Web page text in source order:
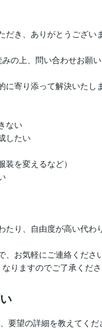
き、ありがとうござい
の上、問い合わせお願い
寄り添って解決いたし
ない
したい
装を変えるなど）
り、自由度が高い代わ
、お気軽にご連絡くださ
りますのでご了承くださ
要望の詳細を教えてくだ